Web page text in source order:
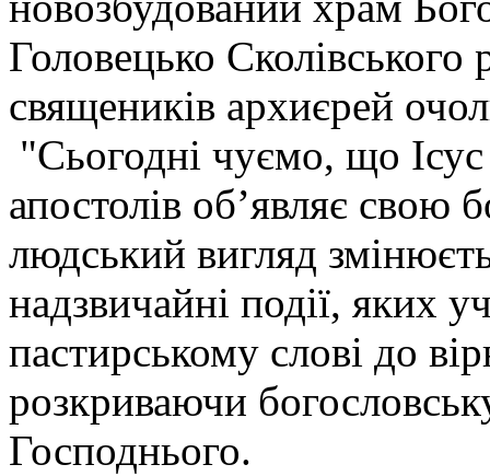
Головецько
священиків архиєрей
"Сьогодні чуємо, що
апостолів об’являє свою
людський вигляд
надзвичайні події, яких
пастирському слові до
розкриваючи
Господнього.